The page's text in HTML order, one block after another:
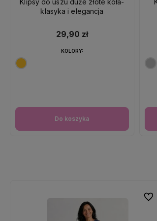
klasyka i elegancja
29,90 zł
Do koszyka
KOLORY:
Do